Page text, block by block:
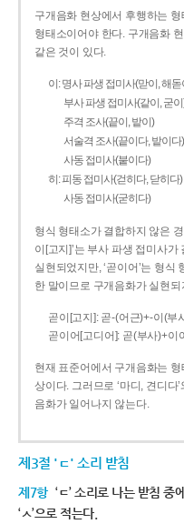
구개음화 현상에서 후행하는
형태소이어야 한다. 구개음화
같은 것이 있다.
이: 명사 파생 접미사(맏이, 해돋
부사 파생 접미사(같이, 굳
주격 조사(끝이, 밭이)
서술격 조사(끝이다, 밭이다)
사동 접미사(붙이다)
히: 피동 접미사(걷히다, 닫히다)
사동 접미사(굳히다)
형식 형태소가 결합하지 않은
이[고지]’는 부사 파생 접미사
실현되었지만, ‘곧이어’는 형
한 말이므로 구개음화가 실현되
곧이[고지]: 곧-­(어근)+­-이(부
곧이어[고디어]: 곧(부사)+이
현재 표준어에서 구개음화는
상이다. 그러므로 ‘마디, 견디다
음화가 일어나지 않는다.
제3절 'ㄷ' 소리 받침
제7항 ‘ㄷ’ 소리로 나는 받침 중
‘ㅅ’으로 적는다.